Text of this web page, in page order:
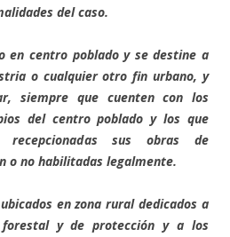
del caso.
en centro poblado y se destine a
o cualquier otro fin urbano, y
siempre que cuenten con los
del centro poblado y los que
sus obras de
o no habilitadas legalmente.
en zona rural dedicados a
forestal y de protección y a los